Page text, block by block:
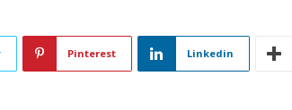
Pinterest Linkedin